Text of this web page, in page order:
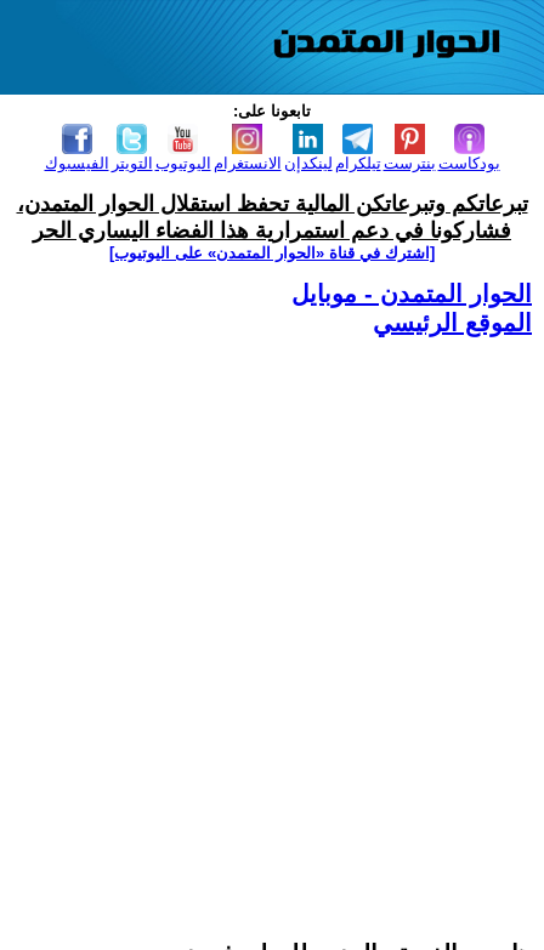
تابعونا على:
الفيسبوك التويتر اليوتيوب الانستغرام لينكدإن تيلكرامبنترست بودكاست
تبرعاتكم وتبرعاتكن المالية تحفظ استقلال الحوار المتمدن،
فشاركونا في دعم استمرارية هذا الفضاء اليساري الحر
[اشترك في قناة ‫«الحوار المتمدن» على اليوتيوب]
الحوار المتمدن - موبايل
الموقع الرئيسي